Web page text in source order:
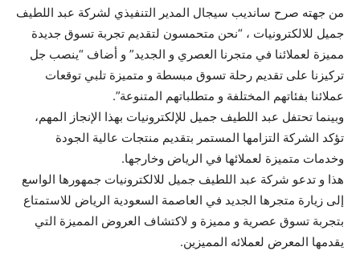
من جهته صرح سانديب سيجال المدير التنفيذي لشركة عبد اللطيف
جميل للالكترونيات ، “نحن متحمسون لتقديم تجربة تسوق جديدة
مميزة لعملائنا في متجرنا العصري و الجديد” و أضاف “ينصب جل
تركيزنا على تقديم رحلة تسوق مبسطة و متميزة تلبي توقعات
عملائنا بفئاتهم المختلفة و متطلباتهم المتنوعة”.
وبينما تحتفل عبد اللطيف جميل للإلكترونيات بهذا الإنجاز المهم،
تؤكد الشركة التزامها المستمر بتقديم منتجات عالية الجودة
وخدمات متميزة لعملائها في الرياض وخارجها.
هذا و تدعو شركة عبد اللطيف جميل للالكترونيات جمهورها الواسع
إلى زيارة متجرها الجديد في العاصمة السعودية الرياض للاستمتاع
بتجربة تسوق عصرية و مميزة و لاكتشاف العروض المميزة التي
يقدمها المعرض لعملائه المميزين.